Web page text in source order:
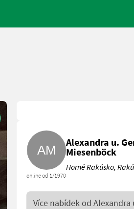
online od 1/1970
Alexandra u.
Miesenböck
Horné Rakúsko,
Více nabídek od Alexandra